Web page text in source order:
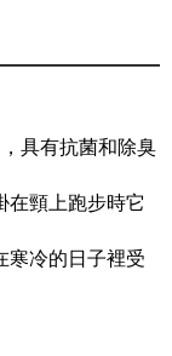
具有抗菌和除臭
在頸上跑步時它
寒冷的日子裡受